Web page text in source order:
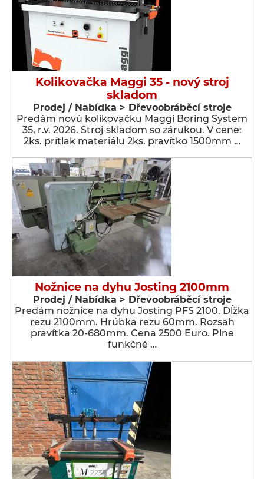
Kolikovačka Maggi 35 - nový stroj
skladom
Prodej / Nabídka > Dřevoobráběcí stroje
Predám novú kolíkovačku Maggi Boring System
35, r.v. 2026. Stroj skladom so zárukou. V cene:
2ks. prítlak materiálu 2ks. pravítko 1500mm …
Nožnice na dyhu Josting 2100mm
Prodej / Nabídka > Dřevoobráběcí stroje
Predám nožnice na dyhu Josting PFS 2100. Dĺžka
rezu 2100mm. Hrúbka rezu 60mm. Rozsah
pravítka 20-680mm. Cena 2500 Euro. Plne
funkčné …